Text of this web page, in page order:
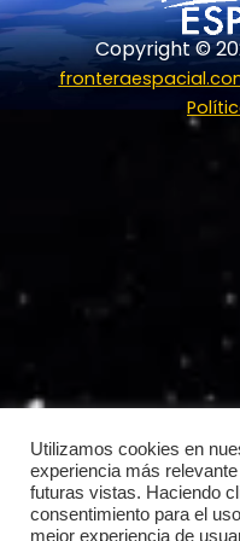
r
m
Copyright ©
Utilizamos cookies en
experiencia más
futuras vistas. Haciendo
consentimiento para el
mejor experiencia de